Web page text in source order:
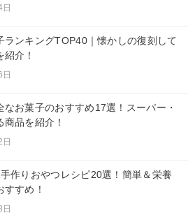
ランキングTOP40｜懐かしの復刻して
介！
なお菓子のおすすめ17選！スーパー・
品を紹介！
作りおやつレシピ20選！簡単＆栄養
すすめ！